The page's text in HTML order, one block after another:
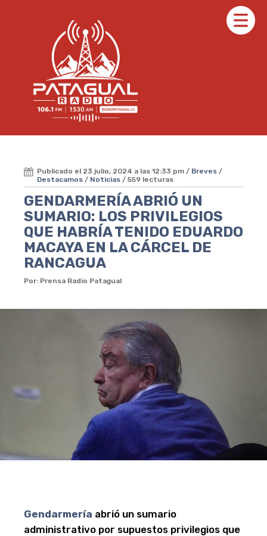
Publicado el 23 julio, 2024 a las 12:33 pm / Breves /
Destacamos / Noticias / 559 lecturas
GENDARMERÍA ABRIÓ UN
SUMARIO: LOS PRIVILEGIOS
QUE HABRÍA TENIDO EDUARDO
MACAYA EN LA CÁRCEL DE
RANCAGUA
Por: Prensa Radio Patagual
Gendarmería abrió un sumario
administrativo por supuestos privilegios que